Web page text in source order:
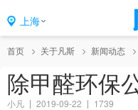
上海
首页 关于凡斯 新闻动态
除甲醛环保
小凡 2019-09-22 1739